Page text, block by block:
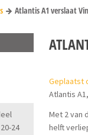
Atlantis A1 verslaat
24
Geplaatst
Atlantis
Met 2 van
helft